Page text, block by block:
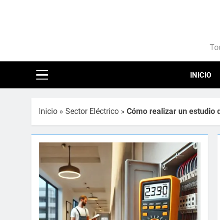
INICIO
Inicio » Sector Eléctrico » Cómo realizar un estudio